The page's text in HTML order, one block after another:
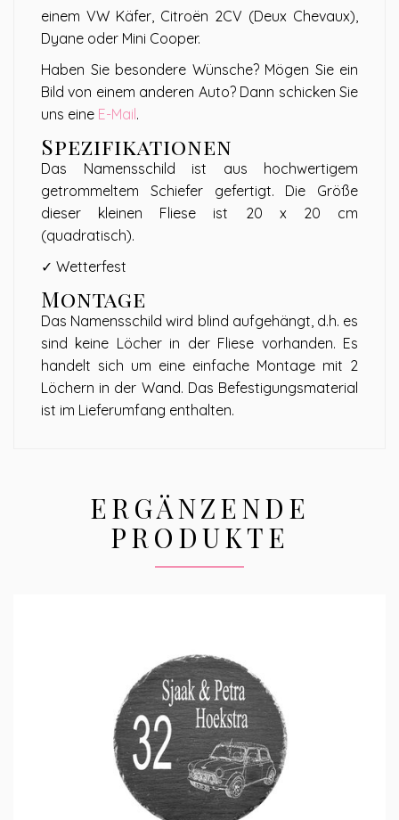
einem VW Käfer, Citroën 2CV (Deux Chevaux),
Dyane oder Mini Cooper.
Haben Sie besondere Wünsche? Mögen Sie ein
Bild von einem anderen Auto? Dann schicken Sie
uns eine E-Mail .
Spezifikationen
Das Namensschild ist aus hochwertigem
getrommeltem Schiefer gefertigt. Die Größe
dieser kleinen Fliese ist 20 x 20 cm
(quadratisch).
✓ Wetterfest
Montage
Das Namensschild wird blind aufgehängt, d.h. es
sind keine Löcher in der Fliese vorhanden. Es
handelt sich um eine einfache Montage mit 2
Löchern in der Wand. Das Befestigungsmaterial
ist im Lieferumfang enthalten.
ERGÄNZENDE
PRODUKTE